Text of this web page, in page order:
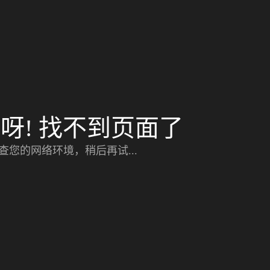
! 找不到页面了
您的网络环境，稍后再试...